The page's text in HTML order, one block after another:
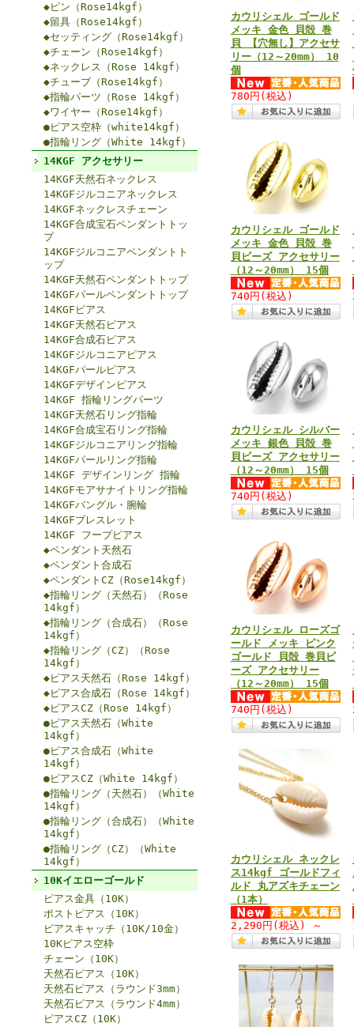
◆ピン（Rose14kgf）
◆留具（Rose14kgf）
◆セッティング（Rose14kgf）
◆チェーン（Rose14kgf）
◆ネックレス（Rose 14kgf）
◆チューブ（Rose14kgf）
◆指輪パーツ（Rose 14kgf）
◆ワイヤー（Rose14kgf）
●ピアス空枠（white14kgf）
●指輪リング（White 14kgf）
14KGF アクセサリー
14KGF天然石ネックレス
14KGFジルコニアネックレス
14KGFネックレスチェーン
14KGF合成宝石ペンダントトッ
プ
14KGFジルコニアペンダントト
ップ
14KGF天然石ペンダントトップ
14KGFパールペンダントトップ
14KGFピアス
14KGF天然石ピアス
14KGF合成石ピアス
14KGFジルコニアピアス
14KGFパールピアス
14KGFデザインピアス
14KGF 指輪リングパーツ
14KGF天然石リング指輪
14KGF合成宝石リング指輪
14KGFジルコニアリング指輪
14KGFパールリング指輪
14KGF デザインリング 指輪
14KGFモアサナイトリング指輪
14KGFバングル・腕輪
14KGFブレスレット
14KGF フープピアス
◆ペンダント天然石
◆ペンダント合成石
◆ペンダントCZ（Rose14kgf）
◆指輪リング（天然石）（Rose
14kgf）
◆指輪リング（合成石）（Rose
14kgf）
◆指輪リング（CZ）（Rose
14kgf）
◆ピアス天然石（Rose 14kgf）
◆ピアス合成石（Rose 14kgf）
◆ピアスCZ（Rose 14kgf）
●ピアス天然石（White
14kgf）
●ピアス合成石（White
14kgf）
●ピアスCZ（White 14kgf）
●指輪リング（天然石）（White
14kgf）
●指輪リング（合成石）（White
14kgf）
●指輪リング（CZ）（White
14kgf）
10Kイエローゴールド
ピアス金具（10K）
ポストピアス（10K）
ピアスキャッチ（10K/10金）
10Kピアス空枠
チェーン（10K）
天然石ピアス（10K）
天然石ピアス（ラウンド3mm）
天然石ピアス（ラウンド4mm）
ピアスCZ（10K）
カウリシェル ゴールド
メッキ 金色 貝殻 巻
貝 【穴無し】アクセサ
リー（12～20mm） 10
個
780円 (税込)
カウリシェル ゴールド
メッキ 金色 貝殻 巻
貝ビーズ アクセサリー
（12～20mm） 15個
740円 (税込)
カウリシェル シルバー
メッキ 銀色 貝殻 巻
貝ビーズ アクセサリー
（12～20mm） 15個
740円 (税込)
カウリシェル ローズゴ
ールド メッキ ピンク
ゴールド 貝殻 巻貝ビ
ーズ アクセサリー
（12～20mm） 15個
740円 (税込)
カウリシェル ネックレ
ス14kgf ゴールドフィ
ルド 丸アズキチェーン
（1本）
2,290円 (税込) ～